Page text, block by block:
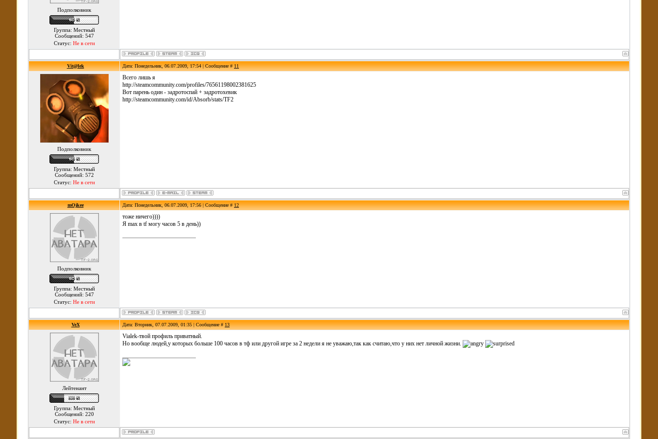
Подполковник
Группа: Местный
Сообщений: 547
Статус: Не в сети
Vit@lek Дата: Понедельник, 06.07.2009, 17:54 | Сообщение #11
Подполковник
Группа: Местный
Сообщений: 572
Статус: Не в сети
Всего лишь я
http://steamcommunity.com/profiles/76561198002381625
Вот парень один - задротоспай + задротохевик
http://steamcommunity.com/id/Absorb/stats/TF2
mOjkee Дата: Понедельник, 06.07.2009, 17:56 | Сообщение #12
Подполковник
Группа: Местный
Сообщений: 547
Статус: Не в сети
тоже ничего))))
Я max в tf могу часов 5 в день))
VeX Дата: Вторник, 07.07.2009, 01:35 | Сообщение #13
Лейтенант
Группа: Местный
Сообщений: 220
Статус: Не в сети
Vialek-твой профиль приватный.
Но вообще людей,у которых больше 100 часов в тф или другой игре за 2 недели я не уважаю,так как считаю,что у них нет личной жизни.